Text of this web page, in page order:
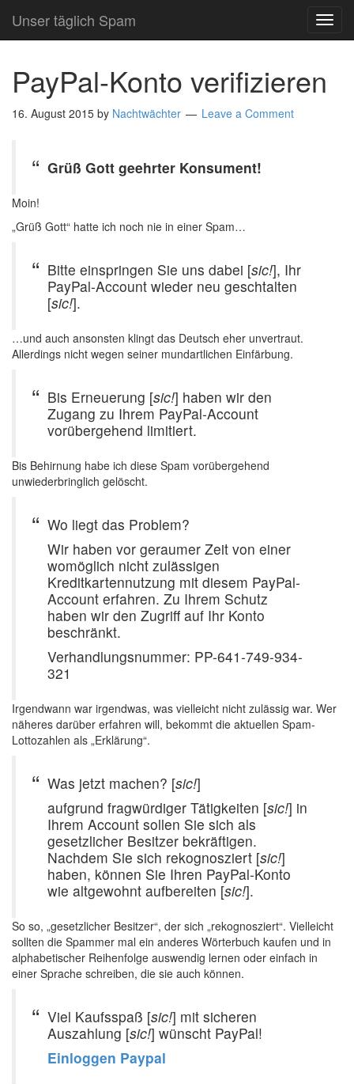
Unser täglich Spam
PayPal-Konto verifizieren
16. August 2015 by Nachtwächter Leave a Comment
Grüß Gott geehrter Konsument!
Moin!
„Grüß Gott“ hatte ich noch nie in einer Spam…
Bitte einspringen Sie uns dabei [sic!], Ihr
PayPal-Account wieder neu geschtalten
[sic!].
…und auch ansonsten klingt das Deutsch eher unvertraut.
Allerdings nicht wegen seiner mundartlichen Einfärbung.
Bis Erneuerung [sic!] haben wir den
Zugang zu Ihrem PayPal-Account
vorübergehend limitiert.
Bis Behirnung habe ich diese Spam vorübergehend
unwiederbringlich gelöscht.
Wo liegt das Problem?
Wir haben vor geraumer Zeit von einer
womöglich nicht zulässigen
Kreditkartennutzung mit diesem PayPal-
Account erfahren. Zu Ihrem Schutz
haben wir den Zugriff auf Ihr Konto
beschränkt.
Verhandlungsnummer: PP-641-749-934-
321
Irgendwann war irgendwas, was vielleicht nicht zulässig war. Wer
näheres darüber erfahren will, bekommt die aktuellen Spam-
Lottozahlen als „Erklärung“.
Was jetzt machen? [sic!]
aufgrund fragwürdiger Tätigkeiten [sic!] in
Ihrem Account sollen Sie sich als
gesetzlicher Besitzer bekräftigen.
Nachdem Sie sich rekognosziert [sic!]
haben, können Sie Ihren PayPal-Konto
wie altgewohnt aufbereiten [sic!].
So so, „gesetzlicher Besitzer“, der sich „rekognosziert“. Vielleicht
sollten die Spammer mal ein anderes Wörterbuch kaufen und in
alphabetischer Reihenfolge auswendig lernen oder einfach in
einer Sprache schreiben, die sie auch können.
Viel Kaufsspaß [sic!] mit sicheren
Auszahlung [sic!] wünscht PayPal!
Einloggen Paypal